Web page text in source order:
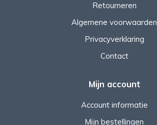
Retourneren
Algemene voorwaarden
Privacyverklaring
Contact
Mijn account
Account informatie
Mijn bestellingen